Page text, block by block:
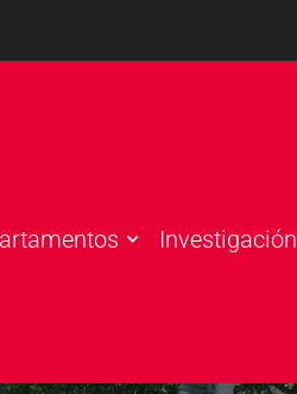
Investigación